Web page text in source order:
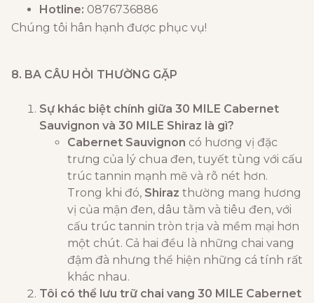
Hotline: 0876736886
Chúng tôi hân hạnh được phục vụ!
8. BA CÂU HỎI THƯỜNG GẶP
Sự khác biệt chính giữa 30 MILE Cabernet
Sauvignon và 30 MILE Shiraz là gì?
Cabernet Sauvignon có hương vị đặc
trưng của lý chua đen, tuyết tùng với cấu
trúc tannin mạnh mẽ và rõ nét hơn.
Trong khi đó, Shiraz thường mang hương
vị của mận đen, dâu tằm và tiêu đen, với
cấu trúc tannin tròn trịa và mềm mại hơn
một chút. Cả hai đều là những chai vang
đậm đà nhưng thể hiện những cá tính rất
khác nhau.
Tôi có thể lưu trữ chai vang 30 MILE Cabernet